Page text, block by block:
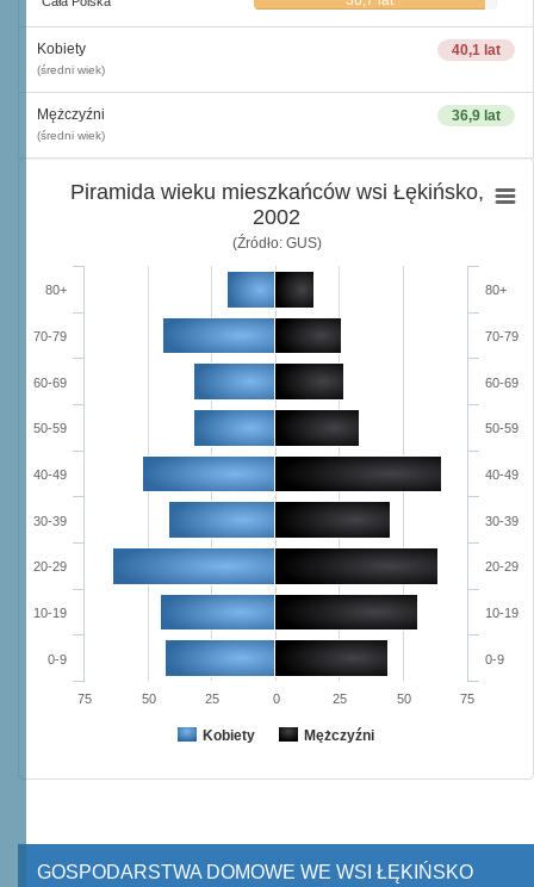
40,1 lat
Kobiety
(średni wiek)
36,9 lat
Mężczyźni
(średni wiek)
Piramida wieku mieszkańców wsi Łękińsko,
2002
(Źródło: GUS)
Kobiety Mężczyźni
0-9
10-19
20-29
30-39
40-49
50-59
60-69
70-79
80+
0-9
10-19
20-29
30-39
40-49
50-59
60-69
70-79
80+
75 50 25 0 25 50 75
GOSPODARSTWA DOMOWE WE WSI ŁĘKIŃSKO